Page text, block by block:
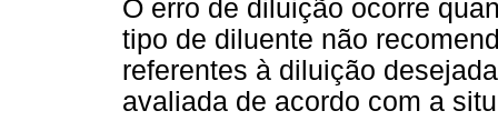
O erro de diluição ocorre
tipo de diluente não
referentes à diluição
avaliada de acordo com a